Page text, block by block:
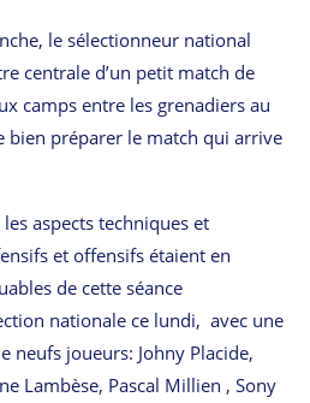
le sélectionneur national
centrale d’un petit match de
camps entre les grenadiers au
bien préparer le match qui arrive
aspects techniques et
et offensifs étaient en
de cette séance
nationale ce lundi, avec une
neufs joueurs: Johny Placide,
Lambèse, Pascal Millien , Sony